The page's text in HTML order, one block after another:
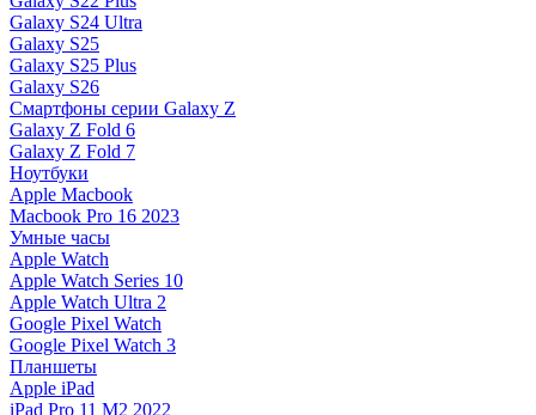
Galaxy S24 Ultra
Galaxy S25
Galaxy S25 Plus
Galaxy S26
Смартфоны серии Galaxy Z
Galaxy Z Fold 6
Galaxy Z Fold 7
Ноутбуки
Apple Macbook
Macbook Pro 16 2023
Умные часы
Apple Watch
Apple Watch Series 10
Apple Watch Ultra 2
Google Pixel Watch
Google Pixel Watch 3
Планшеты
Apple iPad
iPad Pro 11 M2 2022